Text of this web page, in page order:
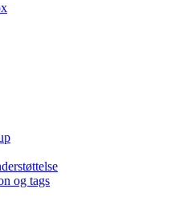
og tags